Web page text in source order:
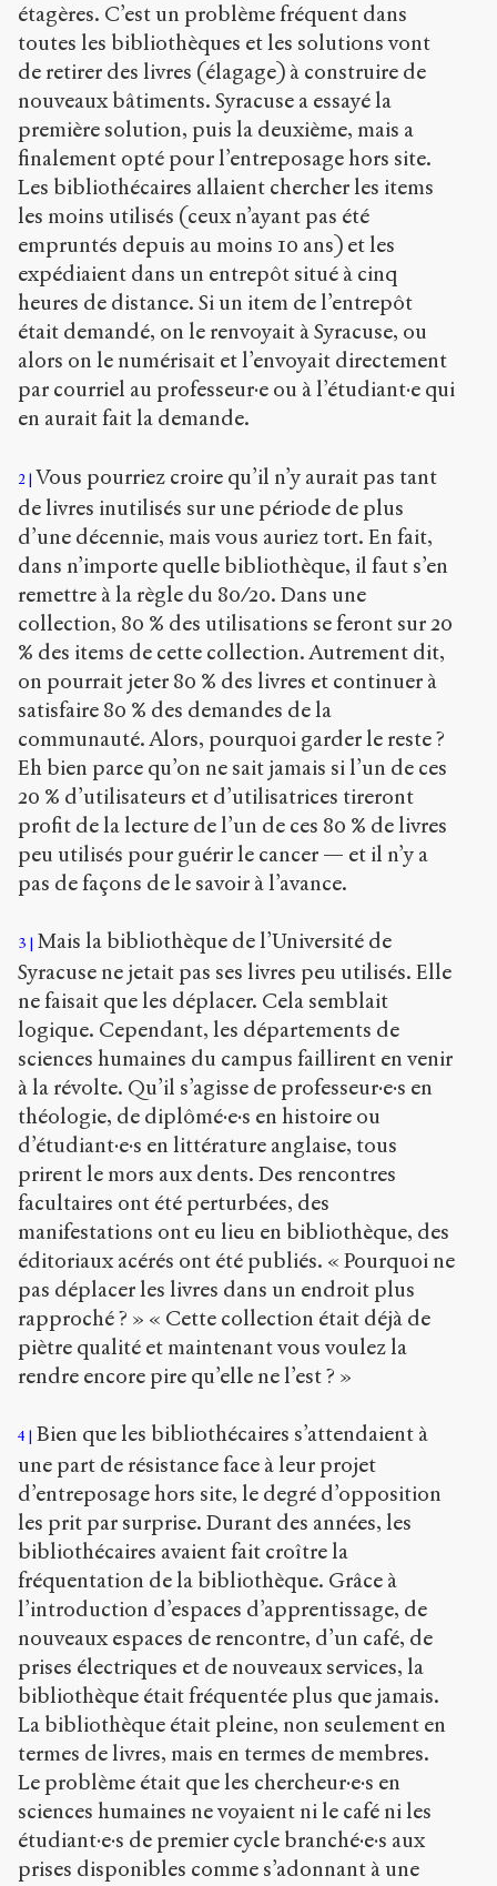
Creative
Commons
Attribution-
ShareAlike
4.0
International
(CC BY-SA
4.0)
Accéder
à la
version
PDF
étagères. C’est un problème fréquent dans
toutes les bibliothèques et les solutions vont
de retirer des livres (élagage) à construire de
nouveaux bâtiments. Syracuse a essayé la
première solution, puis la deuxième, mais a
finalement opté pour l’entreposage hors site.
Les bibliothécaires allaient chercher les items
les moins utilisés (ceux n’ayant pas été
empruntés depuis au moins 10 ans) et les
expédiaient dans un entrepôt situé à cinq
heures de distance. Si un item de l’entrepôt
était demandé, on le renvoyait à Syracuse, ou
alors on le numérisait et l’envoyait directement
par courriel au professeur·e ou à l’étudiant·e qui
en aurait fait la demande.
2 Vous pourriez croire qu’il n’y aurait pas tant
de livres inutilisés sur une période de plus
d’une décennie, mais vous auriez tort. En fait,
dans n’importe quelle bibliothèque, il faut s’en
remettre à la règle du 80/20. Dans une
collection, 80 % des utilisations se feront sur 20
% des items de cette collection. Autrement dit,
on pourrait jeter 80 % des livres et continuer à
satisfaire 80 % des demandes de la
communauté. Alors, pourquoi garder le reste ?
Eh bien parce qu’on ne sait jamais si l’un de ces
20 % d’utilisateurs et d’utilisatrices tireront
profit de la lecture de l’un de ces 80 % de livres
peu utilisés pour guérir le cancer — et il n’y a
pas de façons de le savoir à l’avance.
3
Mais la bibliothèque de l’Université de
Syracuse ne jetait pas ses livres peu utilisés. Elle
ne faisait que les déplacer. Cela semblait
logique. Cependant, les départements de
sciences humaines du campus faillirent en venir
à la révolte. Qu’il s’agisse de professeur·e·s en
théologie, de diplômé·e·s en histoire ou
d’étudiant·e·s en littérature anglaise, tous
prirent le mors aux dents. Des rencontres
facultaires ont été perturbées, des
manifestations ont eu lieu en bibliothèque, des
éditoriaux acérés ont été publiés. « Pourquoi ne
pas déplacer les livres dans un endroit plus
rapproché ? » « Cette collection était déjà de
piètre qualité et maintenant vous voulez la
rendre encore pire qu’elle ne l’est ? »
4
Bien que les bibliothécaires s’attendaient à
une part de résistance face à leur projet
d’entreposage hors site, le degré d’opposition
les prit par surprise. Durant des années, les
bibliothécaires avaient fait croître la
fréquentation de la bibliothèque. Grâce à
l’introduction d’espaces d’apprentissage, de
nouveaux espaces de rencontre, d’un café, de
prises électriques et de nouveaux services, la
bibliothèque était fréquentée plus que jamais.
La bibliothèque était pleine, non seulement en
termes de livres, mais en termes de membres.
Le problème était que les chercheur·e·s en
sciences humaines ne voyaient ni le café ni les
étudiant·e·s de premier cycle branché·e·s aux
prises disponibles comme s’adonnant à une